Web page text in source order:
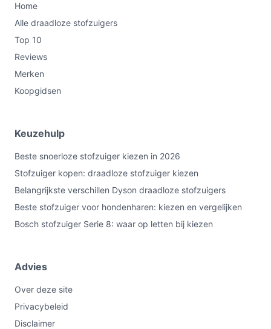
Home
Alle draadloze stofzuigers
Top 10
Reviews
Merken
Koopgidsen
Keuzehulp
Beste snoerloze stofzuiger kiezen in 2026
Stofzuiger kopen: draadloze stofzuiger kiezen
Belangrijkste verschillen Dyson draadloze stofzuigers
Beste stofzuiger voor hondenharen: kiezen en vergelijken
Bosch stofzuiger Serie 8: waar op letten bij kiezen
Advies
Over deze site
Privacybeleid
Disclaimer